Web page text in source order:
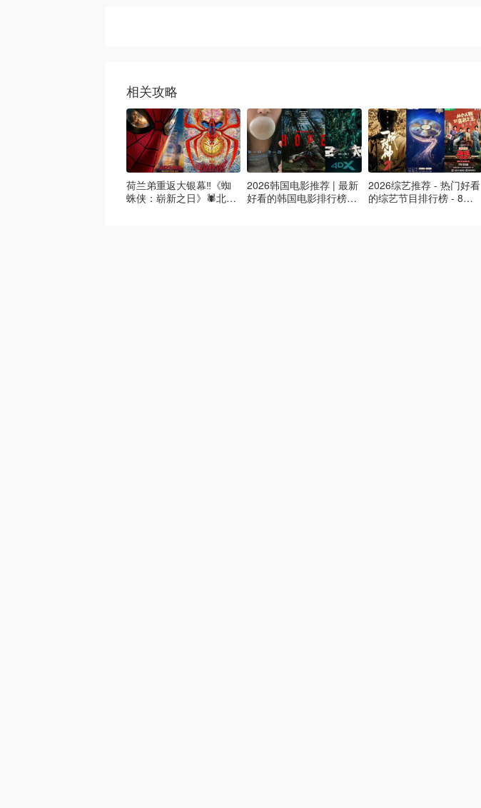
相关攻略
荷兰弟重返大银幕‼️《蜘
蛛侠：崭新之日》🕷️北美
2026韩国电影推荐 | 最新
好看的韩国电影排行榜，
2026综艺推荐 - 热门好看
的综艺节目排行榜 - 8月